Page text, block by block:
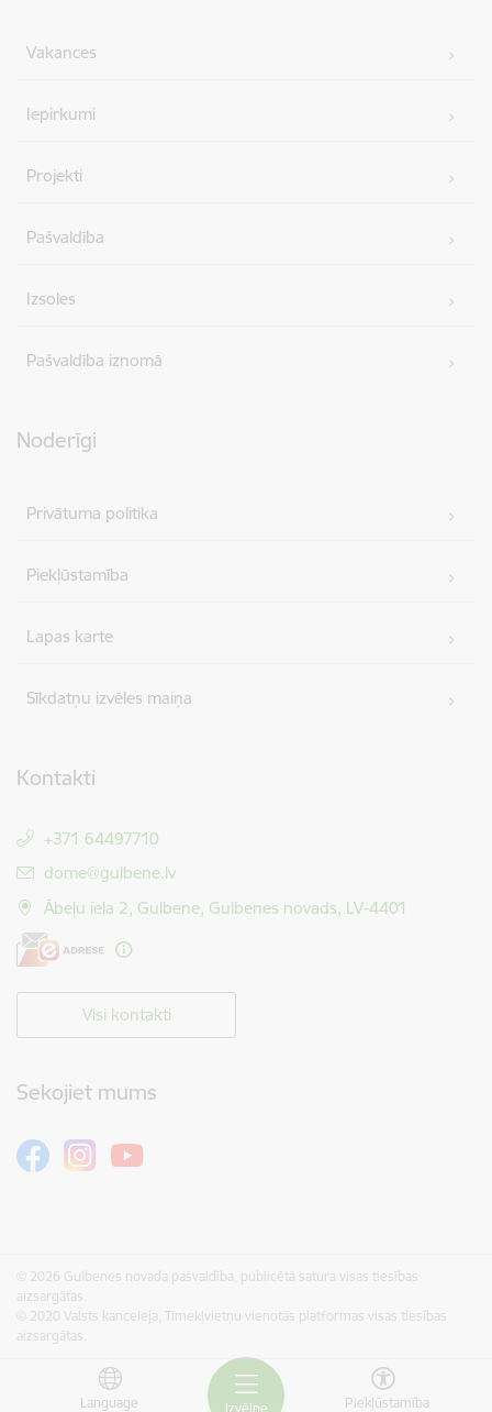
Izvēlne
Language Piekļūstamība
Vakances
Iepirkumi
Projekti
Pašvaldība
Izsoles
Pašvaldība iznomā
Noderīgi
Privātuma politika
Piekļūstamība
Lapas karte
Sīkdatņu izvēles maiņa
Kontakti
+371 64497710
E-pasts:
dome@gulbene.lv
Ābeļu iela 2, Gulbene, Gulbenes novads, LV-4401
Visi kontakti
Sekojiet mums
© 2026 Gulbenes novada pašvaldība, publicētā satura visas tiesības
aizsargātas.
© 2020 Valsts kanceleja, Tīmekļvietņu vienotās platformas visas tiesības
aizsargātas.